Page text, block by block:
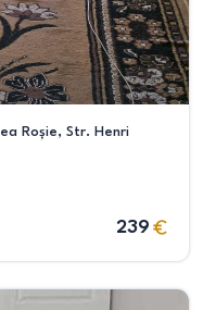
Roșie, Str. Henri
239